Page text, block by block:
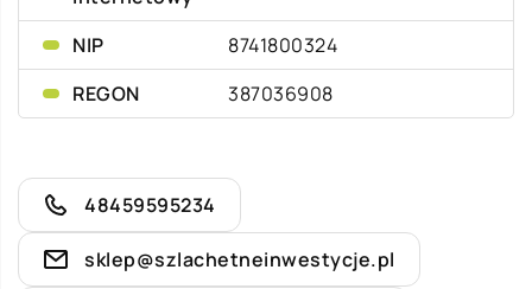
NIP
8741800324
REGON
387036908
48459595234
sklep@szlachetneinwestycje.pl